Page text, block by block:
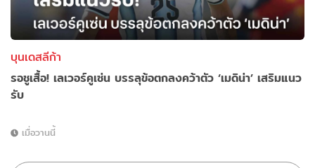
บุนเดสลีก้า
รอชูเสื้อ! เลเวอร์คูเซ่น บรรลุข้อตกลงคว้าตัว ‘เมดิน่า’ เสริมแนว
รับ
เมื่อวานนี้